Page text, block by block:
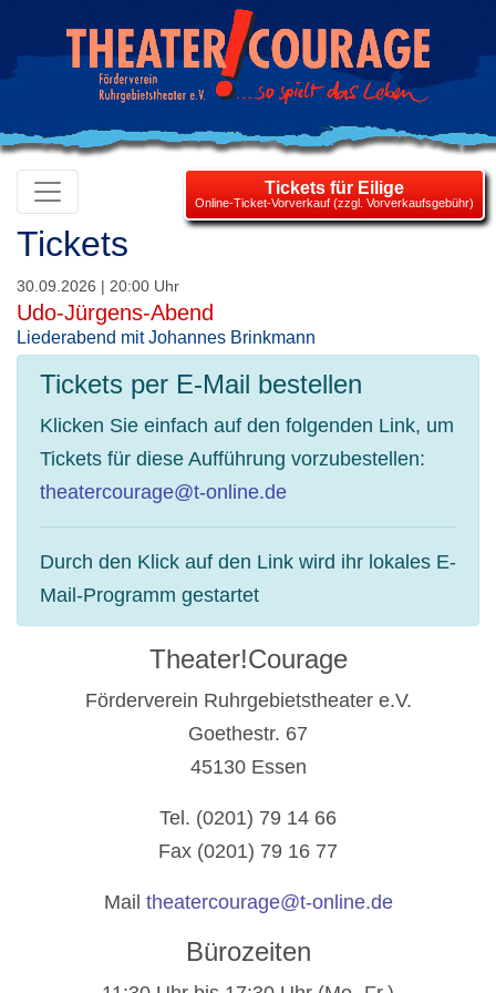
Tickets für Eilige
Online-Ticket-Vorverkauf (zzgl. Vorverkaufsgebühr)
Tickets
30.09.2026 | 20:00 Uhr
Udo-Jürgens-Abend
Liederabend mit Johannes Brinkmann
Tickets per E-Mail bestellen
Klicken Sie einfach auf den folgenden Link, um
Tickets für diese Aufführung vorzubestellen:
theatercourage@t-online.de
Durch den Klick auf den Link wird ihr lokales E-
Mail-Programm gestartet
Theater!Courage
Förderverein Ruhrgebietstheater e.V.
Goethestr. 67
45130 Essen
Tel. (0201) 79 14 66
Fax (0201) 79 16 77
Mail theatercourage@t-online.de
Bürozeiten